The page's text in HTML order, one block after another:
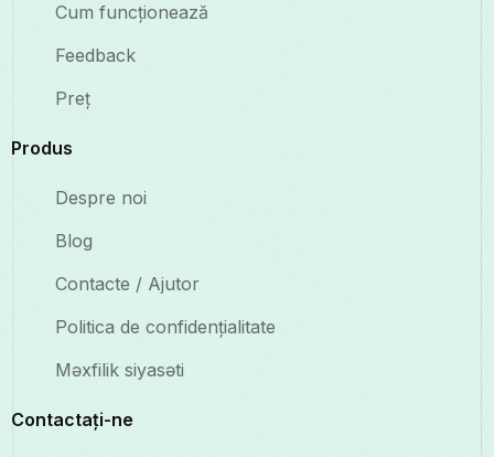
Cum funcționează
Feedback
Preț
Produs
Despre noi
Blog
Contacte / Ajutor
Politica de confidențialitate
Məxfilik siyasəti
Contactați-ne